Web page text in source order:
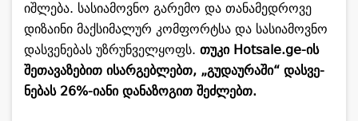
იშ­ლე­ბა. სა­სი­ა­მოვ­ნო გა­რე­მო და თა­ნა­მედ­რო­ვე
დი­ზა­ი­ნი მაქ­სი­მა­ლურ კომ­ფორ­ტსა და სა­სი­ა­მოვ­ნო
დას­ვე­ნე­ბას უზ­რუნ­ველ­ყოფს. თუკი Hotsale.ge-ის
შე­თა­ვა­ზე­ბით ისარ­გებ­ლებთ, „გუ­და­უ­რა­ში“ დას­ვე­
ნე­ბას 26%-იანი და­ნა­ზო­გით შეძ­ლებთ.